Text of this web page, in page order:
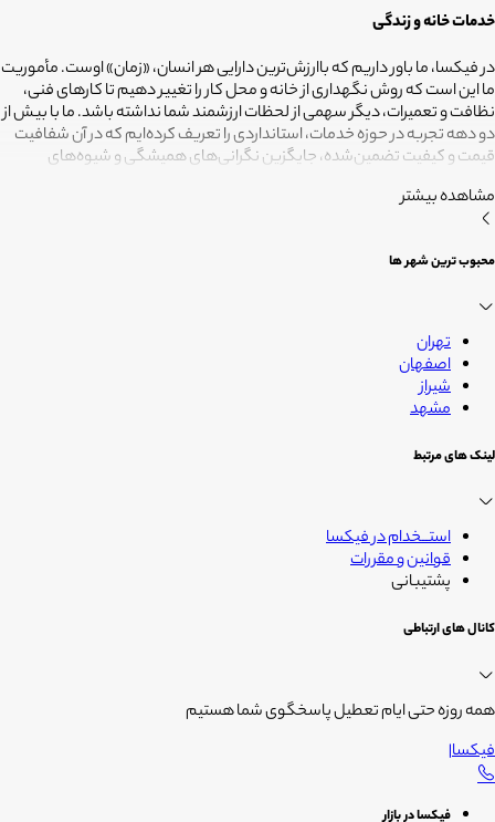
خدمات خانه و زندگی
در فیکسا، ما باور داریم که باارزش‌ترین دارایی هر انسان، «زمان» اوست. مأموریت
ما این است که روش نگهداری از خانه و محل کار را تغییر دهیم تا کارهای فنی،
نظافت و تعمیرات، دیگر سهمی از لحظات ارزشمند شما نداشته باشد. ما با بیش از
دو دهه تجربه در حوزه خدمات، استانداردی را تعریف کرده‌ایم که در آن شفافیت
قیمت و کیفیت تضمین‌شده، جایگزین نگرانی‌های همیشگی و شیوه‌های
متخصصانی بسپاریم که از فیلترهای سخت‌گیرانه رد شده‌اند تا نتیجه نهایی،
دقیقاً همان فضای امن و بی‌دغدغه‌ای باشد که همیشه برای آرامش خود
آنکه شما فرصت بیشتری برای زندگی کردن داشته باشید؛ فیکسا، زمانی برای
مشاهده بیشتر
محبوب ترین شهر ها
تهران
اصفهان
شیراز
مشهد
لینک های مرتبط
استــخدام در فیکسا
قوانین و مقررات
پشتیبانی
کانال های ارتباطی
همه روزه حتی ایام تعطیل پاسخگوی شما هستیم
فیکسا|
فیکسا در بازار